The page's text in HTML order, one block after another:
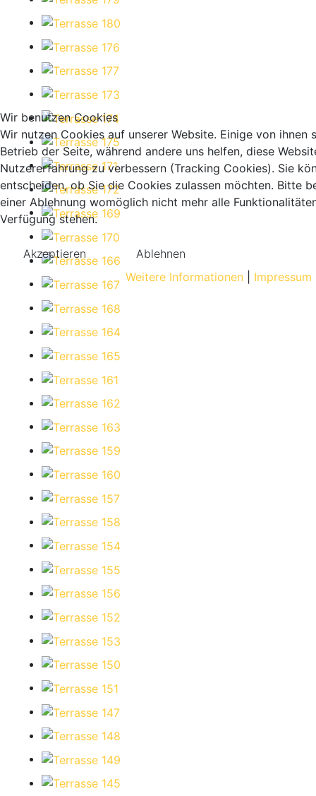
Wir benutzen Cookies
Wir nutzen Cookies auf unserer Website. Einige von ihnen
Betrieb der Seite, während andere uns helfen, diese
Nutzererfahrung zu verbessern (Tracking Cookies). Sie
entscheiden, ob Sie die Cookies zulassen möchten. Bitte
einer Ablehnung womöglich nicht mehr alle
Verfügung stehen.
Akzeptieren
Ablehnen
Weitere Informationen| Impressum